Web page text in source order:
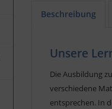
Beschreibung
Unsere
Die Ausbildung
verschiedene
entsprechen. In